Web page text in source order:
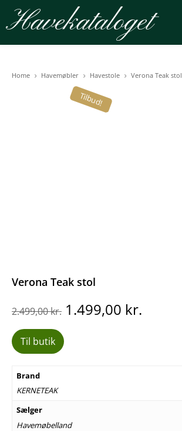
Havekataloget
Home Havemøbler Havestole Verona Teak stol
Tilbud!
Verona Teak stol
2.499,00kr. Den
oprindelige
1.499,00 kr.
Til butik
Brand
KERNETEAK
Sælger
Havemøbelland